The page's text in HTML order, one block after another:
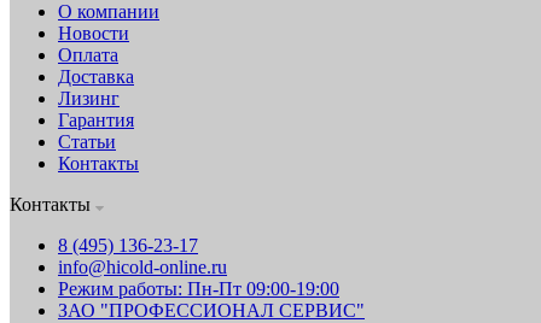
О компании
Новости
Оплата
Доставка
Лизинг
Гарантия
Статьи
Контакты
Контакты
8 (495) 136-23-17
info@hicold-online.ru
Режим работы: Пн-Пт 09:00-19:00
ЗАО "ПРОФЕССИОНАЛ СЕРВИС"